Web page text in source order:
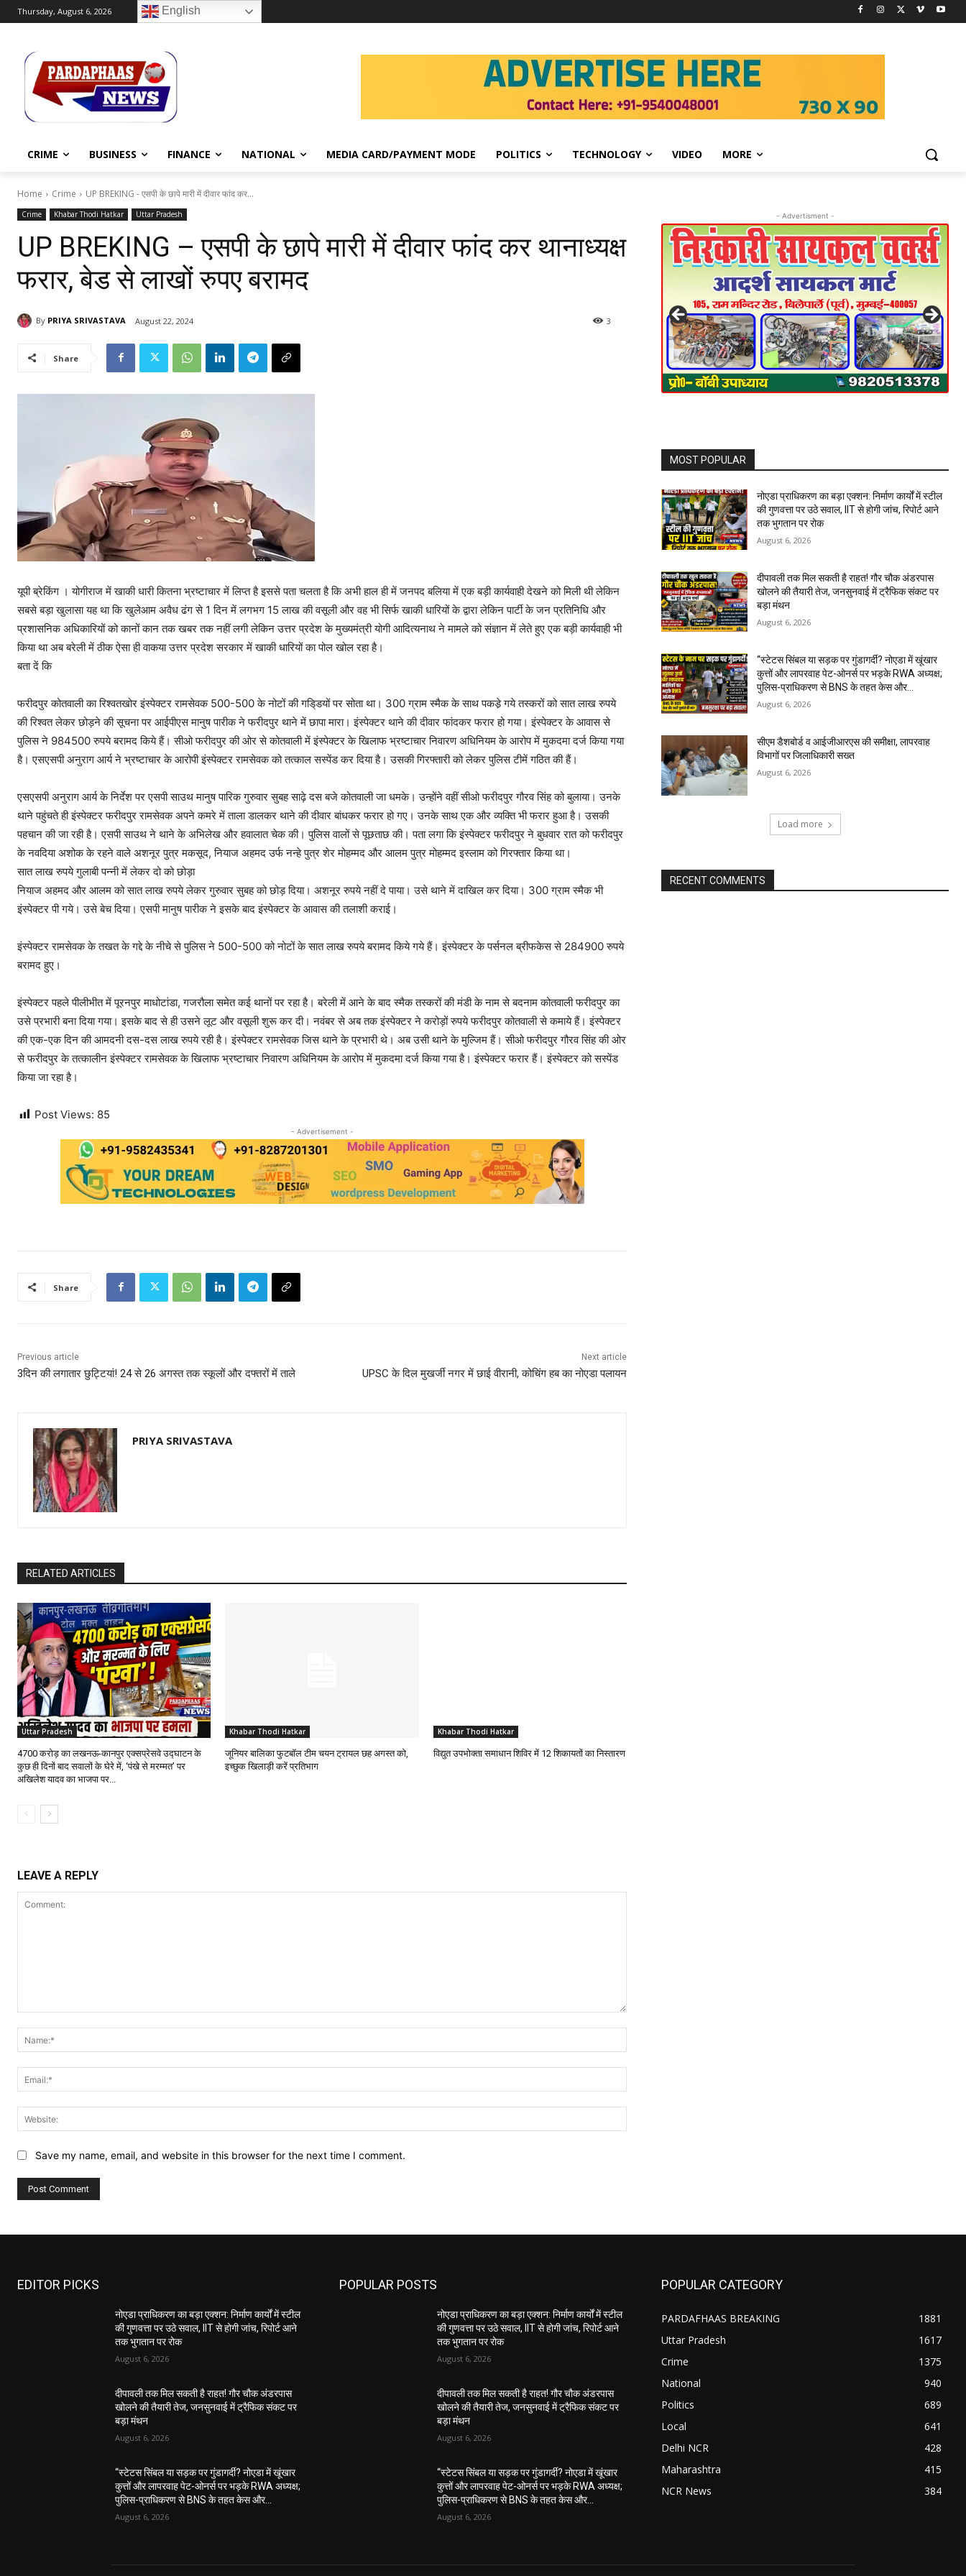
Thursday, August 6, 2026 English
CRIME BUSINESS FINANCE NATIONAL MEDIA CARD/PAYMENT MODE POLITICS TECHNOLOGY VIDEO MORE
Home Crime UP BREKING - एसपी के छापे मारी में दीवार फांद कर...
Crime Khabar Thodi Hatkar Uttar Pradesh
UP BREKING – एसपी के छापे मारी में दीवार फांद कर थानाध्यक्ष
फरार, बेड से लाखों रुपए बरामद
By PRIYA SRIVASTAVA August 22, 2024 3
Share
यूपी ब्रेकिंग । योगीराज में खाकी धारी कितना भ्रष्टाचार में लिप्त है इससे पता चलता है कि अभी हाल ही में जनपद बलिया में एक बड़ी कार्यवाही देखने को मिली थी लेकिन
सबसे बड़ा खुलासा यह था कि खुलेआम अवैध ढंग से 1 दिन में लगभग 15 लाख की वसूली और वह भी सिर्फ खाकी धारियों के द्वारा लेकिन पार्टी के जन प्रतिनिधि और
प्रशासनिक अधिकारियों को कानों कान तक खबर तक नहीं लगी लेकिन उत्तर प्रदेश के मुख्यमंत्री योगी आदित्यनाथ ने मामले को संज्ञान में लेते हुए एक बड़ी कार्यवाही भी
किया था अब बरेली में ठीक ऐसा ही वाकया उत्तर प्रदेश सरकार में खाकी धारियों का पोल खोल रहा है।
बता दें कि
फरीदपुर कोतवाली का रिश्वतखोर इंस्पेक्टर रामसेवक 500-500 के नोटों की गडि्डयों पर सोता था। 300 ग्राम स्मैक के साथ पकडे़ गये तस्करों को सात लाख रुपये
की रिश्वत लेकर छोड़ने की सूचना पर आईपीएस मानुष पारीक ने फरीदपुर थाने में छापा मारा। इंस्पेक्टर थाने की दीवार फांदकर फरार हो गया। इंस्पेक्टर के आवास से
पुलिस ने 984500 रुपये बरामद किये हैं। सीओ फरीदपुर की ओर से कोतवाली में इंस्पेक्टर के खिलाफ भ्रष्टाचार निवारण अधिनियम के आरोप में मुकदमा दर्ज किया गया
है। एसएसपी अनुराग आर्य ने भ्रष्टाचार के आरोपी इंस्पेक्टर रामसेवक को तत्काल सस्पेंड कर दिया है। उसकी गिरफ्तारी को लेकर पुलिस टीमें गठित की हैं।
एसएसपी अनुराग आर्य के निर्देश पर एसपी साउथ मानुष पारिक गुरुवार सुबह साढ़े दस बजे कोतवाली जा धमके। उन्होंने वहीं सीओ फरीदपुर गौरव सिंह को बुलाया। उनके
थाने पहुंचते ही इंस्पेक्टर फरीदपुर रामसेवक अपने कमरे में ताला डालकर थाने की दीवार बांधकर फरार हो गए। उनके साथ एक और व्यक्ति भी फरार हुआ है। उसकी
पहचान की जा रही है। एसपी साउथ ने थाने के अभिलेख और हवालात चेक की। पुलिस वालों से पूछताछ की। पता लगा कि इंस्पेक्टर फरीदपुर ने बुधवार रात को फरीदपुर
के नवदिया अशोक के रहने वाले अशनूर पुत्र मकसूद, नियाज अहमद उर्फ नन्हे पुत्र शेर मोहम्मद और आलम पुत्र मोहम्मद इस्लाम को गिरफ्तार किया था।
सात लाख रुपये गुलाबी पन्नी में लेकर दो को छोड़ा
नियाज अहमद और आलम को सात लाख रुपये लेकर गुरुवार सुबह को छोड़ दिया। अशनूर रुपये नहीं दे पाया। उसे थाने में दाखिल कर दिया। 300 ग्राम स्मैक भी
इंस्पेक्टर पी गये। उसे बेच दिया। एसपी मानुष पारीक ने इसके बाद इंस्पेक्टर के आवास की तलाशी कराई।
इंस्पेक्टर रामसेवक के तखत के गद्दे के नीचे से पुलिस ने 500-500 को नोटों के सात लाख रुपये बरामद किये गये हैं। इंस्पेक्टर के पर्सनल ब्रीफकेस से 284900 रुपये
बरामद हुए।
इंस्पेक्टर पहले पीलीभीत में पूरनपुर माधोटांडा, गजरौला समेत कई थानों पर रहा है। बरेली में आने के बाद स्मैक तस्करों की मंडी के नाम से बदनाम कोतवाली फरीदपुर का
उसे प्रभारी बना दिया गया। इसके बाद से ही उसने लूट और वसूली शुरू कर दी। नवंबर से अब तक इंस्पेक्टर ने करोड़ों रुपये फरीदपुर कोतवाली से कमाये हैं। इंस्पेक्टर
की एक-एक दिन की आमदनी दस-दस लाख रुपये रही है। इंस्पेक्टर रामसेवक जिस थाने के प्रभारी थे। अब उसी थाने के मुल्जिम हैं। सीओ फरीदपुर गौरव सिंह की ओर
से फरीदपुर के तत्कालीन इंस्पेक्टर रामसेवक के खिलाफ भ्रष्टाचार निवारण अधिनियम के आरोप में मुकदमा दर्ज किया गया है। इंस्पेक्टर फरार हैं। इंस्पेक्टर को सस्पेंड
किया जा रहा है।
Post Views: 85
- Advertisement -
Share
Previous article
3दिन की लगातार छुट्टियां! 24 से 26 अगस्त तक स्कूलों और दफ्तरों में ताले
Next article
UPSC के दिल मुखर्जी नगर में छाई वीरानी, कोचिंग हब का नोएडा पलायन
PRIYA SRIVASTAVA
RELATED ARTICLES
Uttar Pradesh
₹4700 करोड़ का लखनऊ-कानपुर एक्सप्रेसवे उद्घाटन के
कुछ ही दिनों बाद सवालों के घेरे में, ‘पंखे से मरम्मत’ पर
अखिलेश यादव का भाजपा पर...
Khabar Thodi Hatkar
जूनियर बालिका फुटबॉल टीम चयन ट्रायल छह अगस्त को,
इच्छुक खिलाड़ी करें प्रतिभाग
Khabar Thodi Hatkar
विद्युत उपभोक्ता समाधान शिविर में 12 शिकायतों का निस्तारण
LEAVE A REPLY
Save my name, email, and website in this browser for the next time I comment.
- Advertisment -
MOST POPULAR
नोएडा प्राधिकरण का बड़ा एक्शन: निर्माण कार्यों में स्टील
की गुणवत्ता पर उठे सवाल, IIT से होगी जांच, रिपोर्ट आने
तक भुगतान पर रोक
August 6, 2026
दीपावली तक मिल सकती है राहत! गौर चौक अंडरपास
खोलने की तैयारी तेज, जनसुनवाई में ट्रैफिक संकट पर
बड़ा मंथन
August 6, 2026
“स्टेटस सिंबल या सड़क पर गुंडागर्दी? नोएडा में खूंखार
कुत्तों और लापरवाह पेट-ओनर्स पर भड़के RWA अध्यक्ष;
पुलिस-प्राधिकरण से BNS के तहत केस और...
August 6, 2026
सीएम डैशबोर्ड व आईजीआरएस की समीक्षा, लापरवाह
विभागों पर जिलाधिकारी सख्त
August 6, 2026
Load more
RECENT COMMENTS
EDITOR PICKS
नोएडा प्राधिकरण का बड़ा एक्शन: निर्माण कार्यों में स्टील
की गुणवत्ता पर उठे सवाल, IIT से होगी जांच, रिपोर्ट आने
तक भुगतान पर रोक
August 6, 2026
दीपावली तक मिल सकती है राहत! गौर चौक अंडरपास
खोलने की तैयारी तेज, जनसुनवाई में ट्रैफिक संकट पर
बड़ा मंथन
August 6, 2026
“स्टेटस सिंबल या सड़क पर गुंडागर्दी? नोएडा में खूंखार
कुत्तों और लापरवाह पेट-ओनर्स पर भड़के RWA अध्यक्ष;
पुलिस-प्राधिकरण से BNS के तहत केस और...
August 6, 2026
POPULAR POSTS
नोएडा प्राधिकरण का बड़ा एक्शन: निर्माण कार्यों में स्टील
की गुणवत्ता पर उठे सवाल, IIT से होगी जांच, रिपोर्ट आने
तक भुगतान पर रोक
August 6, 2026
दीपावली तक मिल सकती है राहत! गौर चौक अंडरपास
खोलने की तैयारी तेज, जनसुनवाई में ट्रैफिक संकट पर
बड़ा मंथन
August 6, 2026
“स्टेटस सिंबल या सड़क पर गुंडागर्दी? नोएडा में खूंखार
कुत्तों और लापरवाह पेट-ओनर्स पर भड़के RWA अध्यक्ष;
पुलिस-प्राधिकरण से BNS के तहत केस और...
August 6, 2026
POPULAR CATEGORY
PARDAFHAAS BREAKING
1881
Uttar Pradesh
1617
Crime
1375
National
940
Politics
689
Local
641
Delhi NCR
428
Maharashtra
415
NCR News
384